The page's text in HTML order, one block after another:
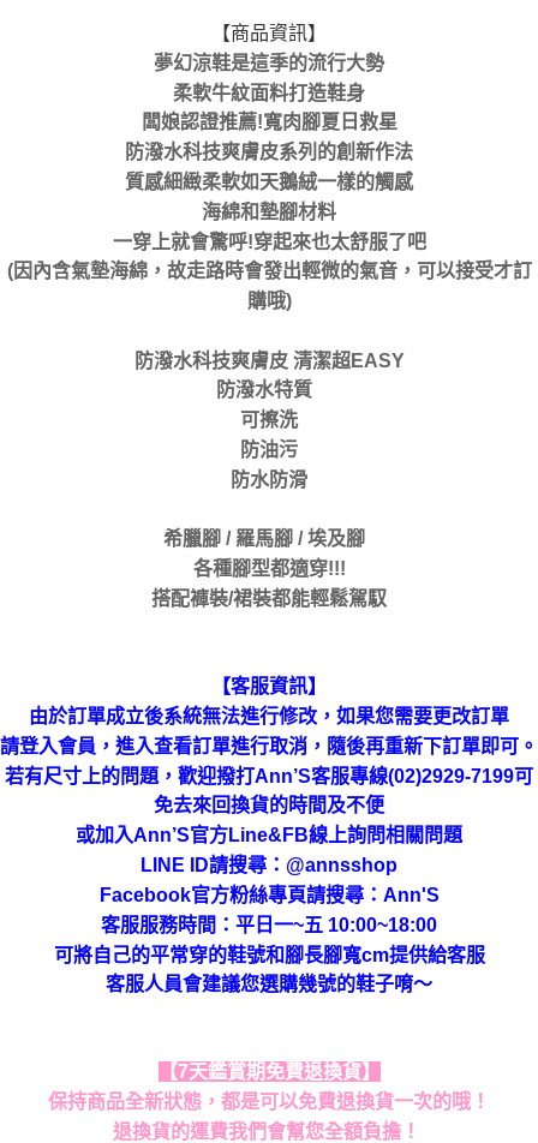
【商品資訊】
夢幻涼鞋是這季的流行大勢
柔軟牛紋面料打造鞋身
闆娘認證推薦!寬肉腳夏日救星
防潑水科技爽膚皮系列的創新作法
質感細緻柔軟如天鵝絨一樣的觸感
海綿和墊腳材料
一穿上就會驚呼!穿起來也太舒服了吧
(因內含氣墊海綿，故走路時會發出輕微的氣音，可以接受才訂
購哦)
防潑水科技爽膚皮 清潔超EASY
防潑水特質
可擦洗
防油污
防水防滑
希臘腳 / 羅馬腳 / 埃及腳
各種腳型都適穿!!!
搭配褲裝/裙裝都能輕鬆駕馭
【客服資訊】
由於訂單成立後系統無法進行修改，如果您需要更改訂單
請登入會員，進入查看訂單進行取消，隨後再重新下訂單即可。
若有尺寸上的問題，歡迎撥打Ann’S客服專線(02)2929-7199可
免去來回換貨的時間及不便
或加入Ann’S官方Line&FB線上詢問相關問題
LINE ID請搜尋 ： @annsshop
Facebook官方粉絲專頁請搜尋：Ann'S
客服服務時間：平日一~五 10:00~18:00
可將自己的平常穿的鞋號和腳長腳寬cm提供給客服
客服人員會建議您選購幾號的鞋子唷～
【7天鑑賞期免費退換貨】
保持商品全新狀態，都是可以免費退換貨一次的哦！
退換貨的運費我們會幫您全額負擔！